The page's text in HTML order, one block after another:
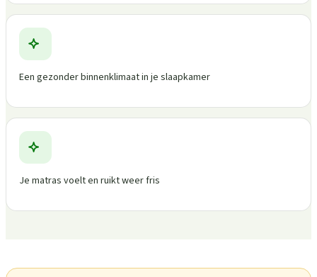
Een gezonder binnenklimaat in je slaapkamer
Je matras voelt en ruikt weer fris